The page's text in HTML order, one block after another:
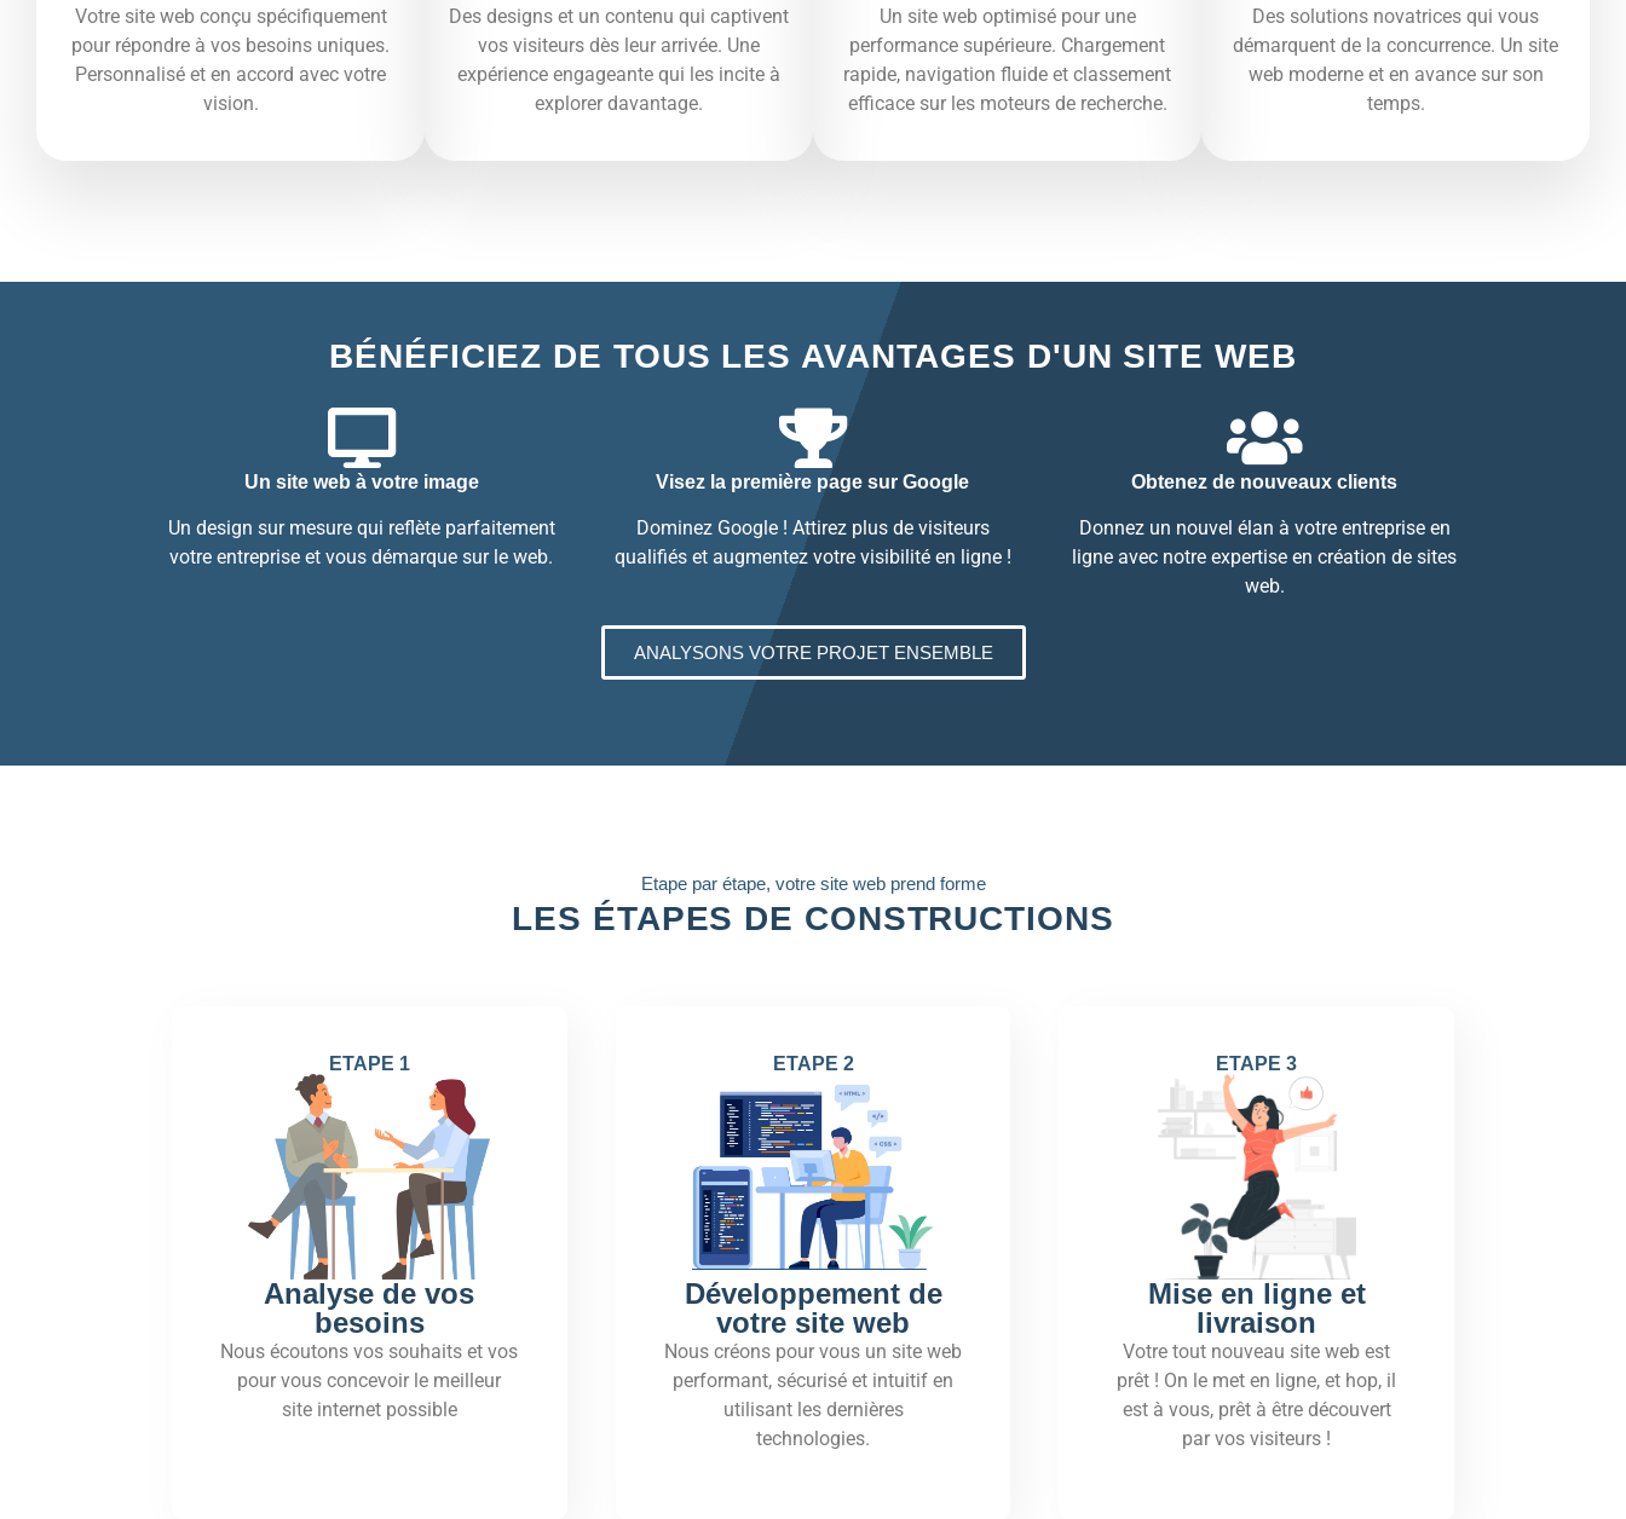
Votre site web conçu spécifiquement
pour répondre à vos besoins uniques.
Personnalisé et en accord avec votre
vision.
Des designs et un contenu qui captivent
vos visiteurs dès leur arrivée. Une
expérience engageante qui les incite à
explorer davantage.​
Un site web optimisé pour une
performance supérieure. Chargement
rapide, navigation fluide et classement
efficace sur les moteurs de recherche.​
Des solutions novatrices qui vous
démarquent de la concurrence. Un site
web moderne et en avance sur son
temps.​
BÉNÉFICIEZ DE TOUS LES AVANTAGES D'UN SITE WEB
Un site web à votre image
Un design sur mesure qui reflète parfaitement
votre entreprise et vous démarque sur le web.
Visez la première page sur Google
Dominez Google ! Attirez plus de visiteurs
qualifiés et augmentez votre visibilité en ligne !
Obtenez de nouveaux clients
Donnez un nouvel élan à votre entreprise en
ligne avec notre expertise en création de sites
web.
ANALYSONS VOTRE PROJET ENSEMBLE
Etape par étape, votre site web prend forme
LES ÉTAPES DE CONSTRUCTIONS
ETAPE 1
Analyse de vos
besoins
Nous écoutons vos souhaits et vos
pour vous concevoir le meilleur
site internet possible
ETAPE 2
Développement de
votre site web
Nous créons pour vous un site web
performant, sécurisé et intuitif en
utilisant les dernières
technologies.
ETAPE 3
Mise en ligne et
livraison
Votre tout nouveau site web est
prêt ! On le met en ligne, et hop, il
est à vous, prêt à être découvert
par vos visiteurs !